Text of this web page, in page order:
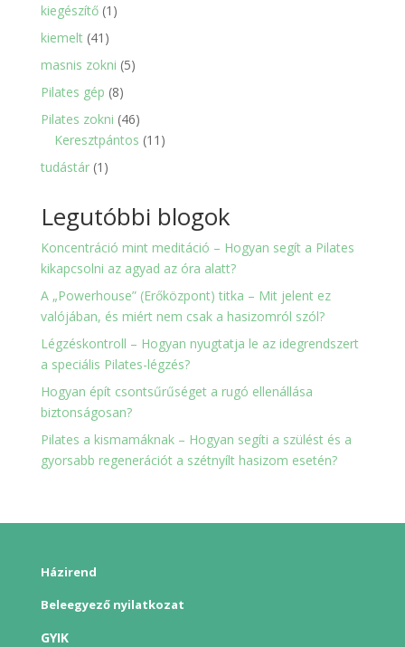
kiegészítő 1 1
kiemelt 41 41
termék
masnis zokni 55
Pilates gép 88
termék
Pilates zokni 4646
termék
Keresztpántos 11 11
tudástár 1 1
Legutóbbi blogok
Koncentráció mint meditáció – Hogyan segít a Pilates
kikapcsolni az agyad az óra alatt?
A „Powerhouse” (Erőközpont) titka – Mit jelent ez
valójában, és miért nem csak a hasizomról szól?
Légzéskontroll – Hogyan nyugtatja le az idegrendszert
a speciális Pilates-légzés?
Hogyan épít csontsűrűséget a rugó ellenállása
biztonságosan?
Pilates a kismamáknak – Hogyan segíti a szülést és a
gyorsabb regenerációt a szétnyílt hasizom esetén?
Házirend
Beleegyező nyilatkozat
GYIK